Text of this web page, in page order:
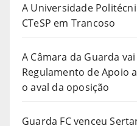
A Universidade
CTeSP em Trancoso
A Câmara da Guarda
Regulamento de Apoio
o aval da oposição
Guarda FC venceu